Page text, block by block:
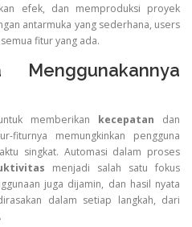
efek, dan memproduksi proyek
antarmuka yang sederhana, users
fitur yang ada.
Menggunakannya
memberikan kecepatan dan
fiturnya memungkinkan pengguna
singkat. Automasi dalam proses
menjadi salah satu fokus
juga dijamin, dan hasil nyata
dalam setiap langkah, dari